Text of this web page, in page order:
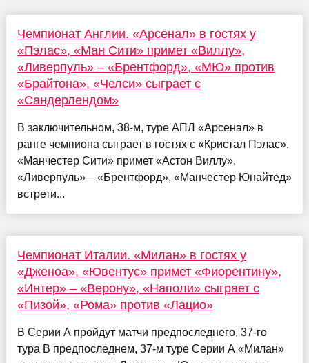
Чемпионат Англии. «Арсенал» в гостях у
«Пэлас», «Ман Сити» примет «Виллу»,
«Ливерпуль» – «Брентфорд», «МЮ» против
«Брайтона», «Челси» сыграет с
«Сандерлендом»
В заключительном, 38-м, туре АПЛ «Арсенал» в
ранге чемпиона сыграет в гостях с «Кристал Пэлас»,
«Манчестер Сити» примет «Астон Виллу»,
«Ливерпуль» – «Брентфорд», «Манчестер Юнайтед»
встрети...
Чемпионат Италии. «Милан» в гостях у
«Дженоа», «Ювентус» примет «Фиорентину»,
«Интер» – «Верону», «Наполи» сыграет с
«Пизой», «Рома» против «Лацио»
В Серии А пройдут матчи предпоследнего, 37-го
тура В предпоследнем, 37-м туре Серии А «Милан»